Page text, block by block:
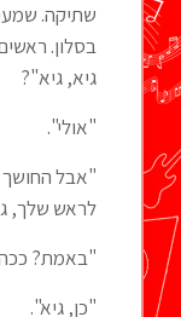
שתיקה.
בסלון.
גיא, גיא"?
"אולי".
"אבל החושך
לראש שלך,
"באמת?
"כן, גיא".